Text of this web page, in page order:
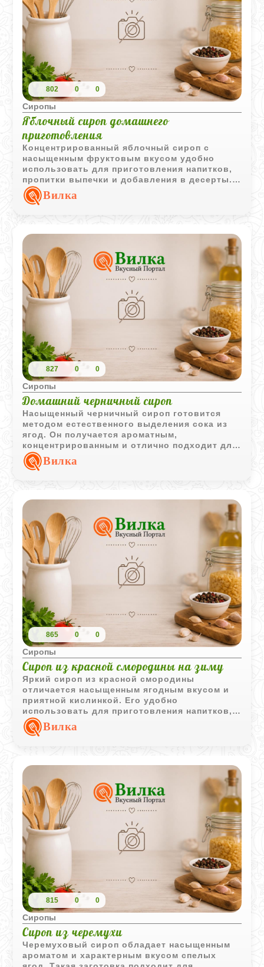
802 0 0
Сиропы
Яблочный сироп домашнего
приготовления
Концентрированный яблочный сироп с
насыщенным фруктовым вкусом удобно
использовать для приготовления напитков,
пропитки выпечки и добавления в десерты.
Заготовка хорошо хранится и сохраняет
аромат свежих яблок.
Вилка
827 0 0
Сиропы
Домашний черничный сироп
Насыщенный черничный сироп готовится
методом естественного выделения сока из
ягод. Он получается ароматным,
концентрированным и отлично подходит для
напитков, десертов и домашней выпечки.
Вилка
865 0 0
Сиропы
Сироп из красной смородины на зиму
Яркий сироп из красной смородины
отличается насыщенным ягодным вкусом и
приятной кислинкой. Его удобно
использовать для приготовления напитков,
десертов и сладких соусов.
Вилка
815 0 0
Сиропы
Сироп из черемухи
Черемуховый сироп обладает насыщенным
ароматом и характерным вкусом спелых